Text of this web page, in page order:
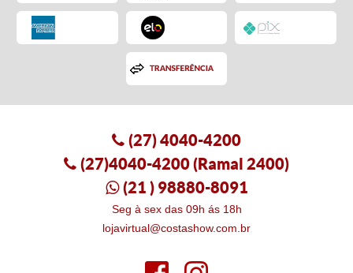
(27)4040-4200
(27)4040-4200(Ramal 2400)
(21 ) 98880-8091
Seg à sex das 09h ás 18h
lojavirtual@costashow.com.br